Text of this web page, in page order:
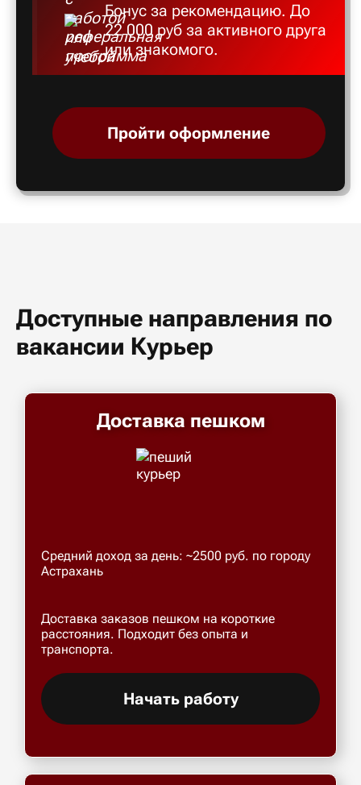
Бонус за рекомендацию. До
22 000 руб за активного друга
или знакомого.
Пройти оформление
Доступные направления по
вакансии Курьер
Доставка пешком
Средний доход за день: ~2500 руб. по городу
Астрахань
Доставка заказов пешком на короткие
расстояния. Подходит без опыта и
транспорта.
Начать работу